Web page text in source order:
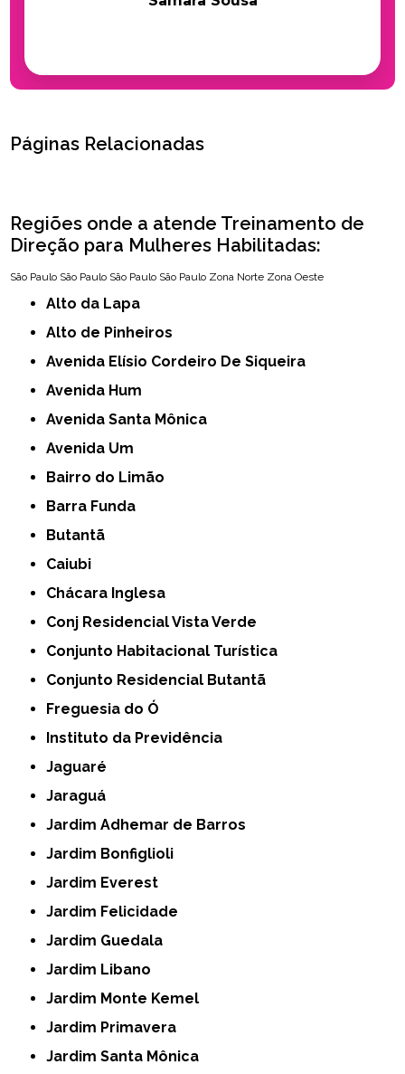
Páginas Relacionadas
Regiões onde a atende Treinamento de
Direção para Mulheres Habilitadas:
São Paulo São Paulo São Paulo São Paulo Zona Norte Zona Oeste
Alto da Lapa
Alto de Pinheiros
Avenida Elísio Cordeiro De Siqueira
Avenida Hum
Avenida Santa Mônica
Avenida Um
Bairro do Limão
Barra Funda
Butantã
Caiubi
Chácara Inglesa
Conj Residencial Vista Verde
Conjunto Habitacional Turística
Conjunto Residencial Butantã
Freguesia do Ó
Instituto da Previdência
Jaguaré
Jaraguá
Jardim Adhemar de Barros
Jardim Bonfiglioli
Jardim Everest
Jardim Felicidade
Jardim Guedala
Jardim Libano
Jardim Monte Kemel
Jardim Primavera
Jardim Santa Mônica